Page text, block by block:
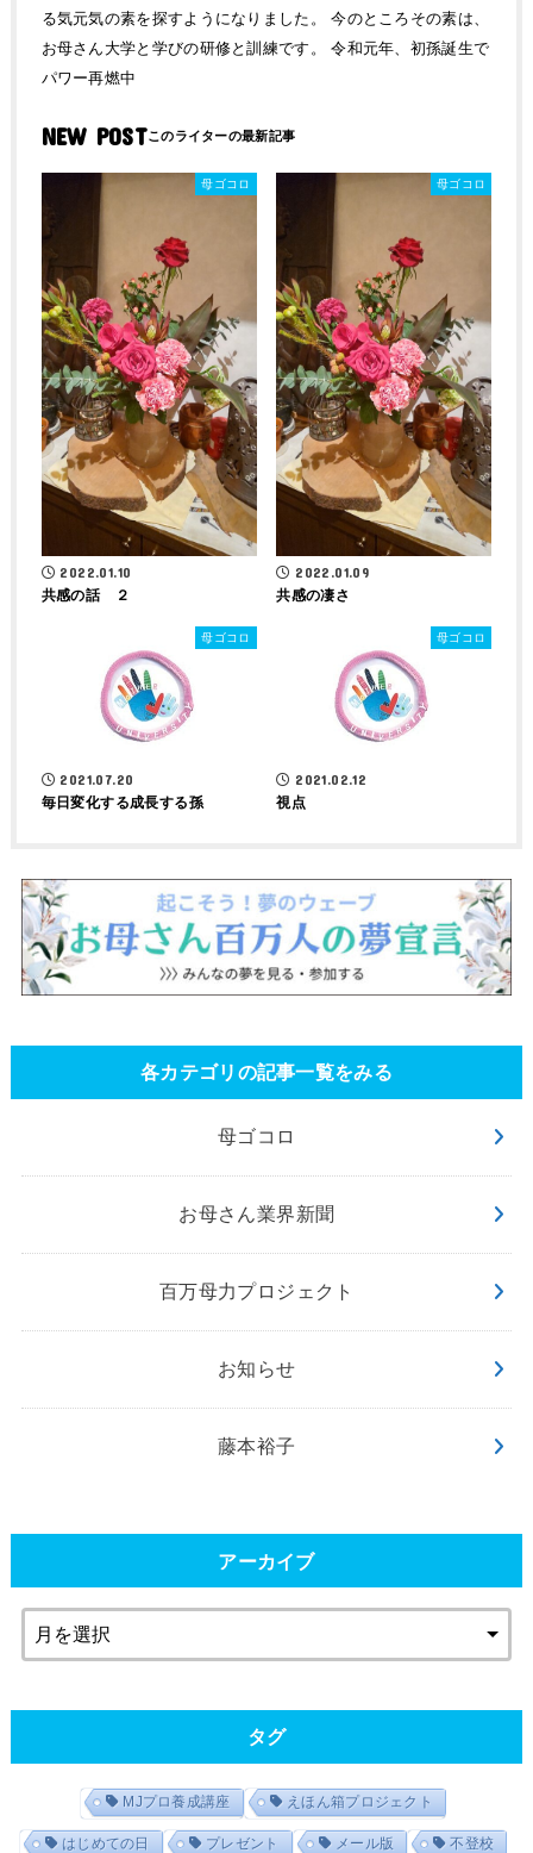
る気元気の素を探すようになりました。 今のところその素は、
お母さん大学と学びの研修と訓練です。 令和元年、初孫誕生で
パワー再燃中
NEW POST
母ゴコロ
2022.01.10
共感の話 ２
母ゴコロ
2022.01.09
共感の凄さ
母ゴコロ
2021.07.20
毎日変化する成長する孫
母ゴコロ
2021.02.12
視点
各カテゴリの記事一覧をみる
母ゴコロ
お母さん業界新聞
百万母力プロジェクト
お知らせ
藤本裕子
アーカイブ
タグ
MJプロ養成講座 えほん箱プロジェクト
はじめての日 プレゼント メール版 不登校